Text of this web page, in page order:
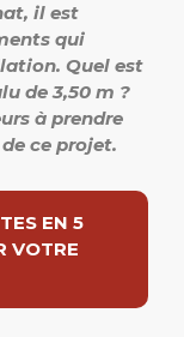
il est
qui
. Quel est
de 3,50 m ?
à prendre
ce projet.
EN 5
VOTRE